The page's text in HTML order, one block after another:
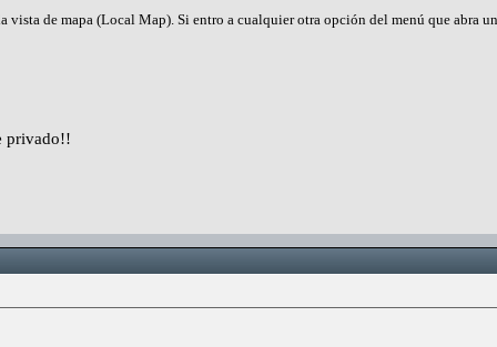
vista de mapa (Local Map). Si entro a cualquier otra opción del menú que abra
privado!!